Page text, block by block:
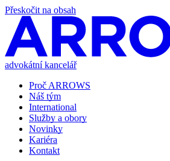
Přeskočit na obsah
advokátní kancelář
Proč ARROWS
Náš tým
International
Služby a obory
Novinky
Kariéra
Kontakt